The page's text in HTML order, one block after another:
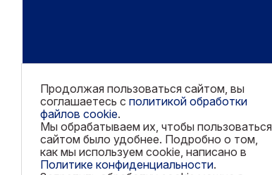
Продолжая пользоваться сайтом, вы
соглашаетесь с политикой обработки
файлов cookie.
Мы обрабатываем их, чтобы пользоваться
сайтом было удобнее. Подробно о том,
как мы используем cookie, написано в
Политике конфиденциальности.